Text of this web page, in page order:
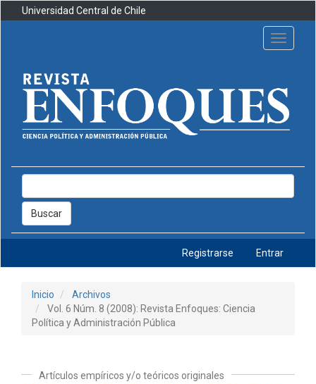
Navegación
principal
lateral
Universidad Central de Chile
Toggle
Buscar
Registrarse Entrar
Inicio
Archivos
Vol. 6 Núm. 8 (2008): Revista Enfoques: Ciencia
Política y Administración Pública
Artículos empíricos y/o teóricos originales